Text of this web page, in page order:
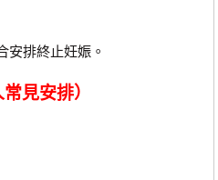
排終止妊娠。
見安排）